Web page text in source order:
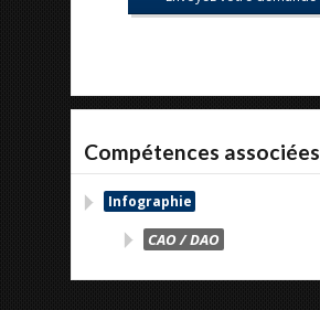
Compétences associées
Infographie
CAO / DAO